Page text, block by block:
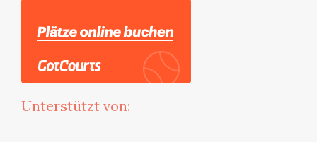
Unterstützt von: